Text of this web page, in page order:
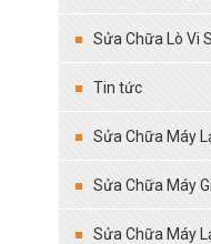
Sửa Chữa Lò Vi
Tin tức
Sửa Chữa Máy
Sửa Chữa Máy
Sửa Chữa Máy